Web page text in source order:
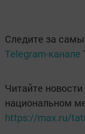
Следите за
Telegram-канале
Читайте
национальном
https://max.ru/